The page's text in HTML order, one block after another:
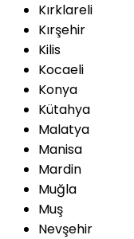
Kırklareli
Kırşehir
Kilis
Kocaeli
Konya
Kütahya
Malatya
Manisa
Mardin
Muğla
Muş
Nevşehir